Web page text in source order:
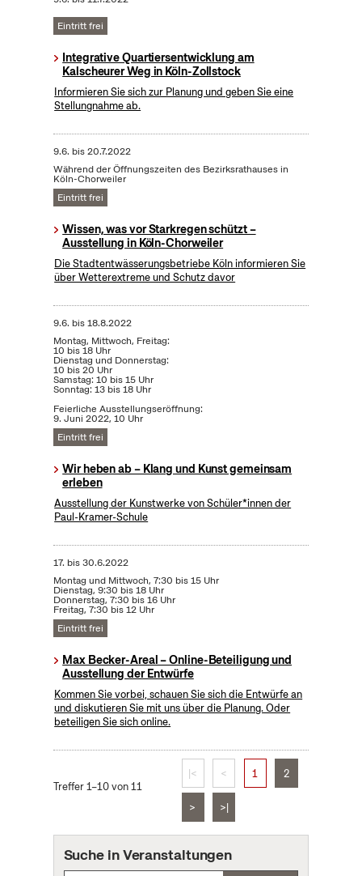
Eintritt frei
Integrative Quartiersentwicklung am
Kalscheurer Weg in Köln-Zollstock
Informieren Sie sich zur Planung und geben Sie eine
Stellungnahme ab.
9.6. bis20.7.2022
Während der Öffnungszeiten des Bezirksrathauses in
Köln-Chorweiler
Eintritt frei
Wissen, was vor Starkregen schützt –
Ausstellung in Köln-Chorweiler
Die Stadtentwässerungsbetriebe Köln informieren Sie
über Wetterextreme und Schutz davor
9.6. bis18.8.2022
Montag, Mittwoch, Freitag:
10 bis 18 Uhr
Dienstag und Donnerstag:
10 bis 20 Uhr
Samstag: 10 bis 15 Uhr
Sonntag: 13 bis 18 Uhr
Feierliche Ausstellungseröffnung:
9. Juni 2022, 10 Uhr
Eintritt frei
Wir heben ab – Klang und Kunst gemeinsam
erleben
Ausstellung der Kunstwerke von Schüler*innen der
Paul-Kramer-Schule
17. bis30.6.2022
Montag und Mittwoch, 7:30 bis 15 Uhr
Dienstag, 9:30 bis 18 Uhr
Donnerstag, 7:30 bis 16 Uhr
Freitag, 7:30 bis 12 Uhr
Eintritt frei
Max Becker-Areal – Online-Beteiligung und
Ausstellung der Entwürfe
Kommen Sie vorbei, schauen Sie sich die Entwürfe an
und diskutieren Sie mit uns über die Planung. Oder
beteiligen Sie sich online.
Treffer 1–10 von 11
|< < 1 2
> >|
Suche in Veranstaltungen